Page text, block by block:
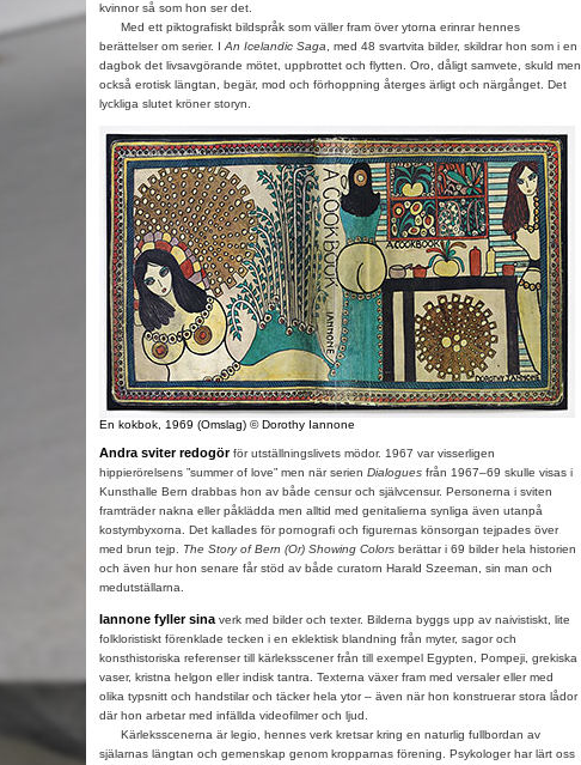
kvinnor så som hon ser det.
Med ett piktografiskt bildspråk som väller fram över ytorna erinrar hennes
berättelser om serier. I An Icelandic Saga , med 48 svartvita bilder, skildrar hon som i en
dagbok det livsavgörande mötet, uppbrottet och flytten. Oro, dåligt samvete, skuld men
också erotisk längtan, begär, mod och förhoppning återges ärligt och närgånget. Det
lyckliga slutet kröner storyn.
En kokbok, 1969 (Omslag) © Dorothy Iannone
Andra sviter redogörför utställningslivets mödor. 1967 var visserligen
hippierörelsens ”summer of love” men när serien Dialoguesfrån 1967–69 skulle visas i
Kunsthalle Bern drabbas hon av både censur och självcensur. Personerna i sviten
framträder nakna eller påklädda men alltid med genitalierna synliga även utanpå
kostymbyxorna. Det kallades för pornografi och figurernas könsorgan tejpades över
med brun tejp.
The Story of Bern (Or) Showing Colorsberättar i 69 bilder hela historien
och även hur hon senare får stöd av både curatorn Harald Szeeman, sin man och
medutställarna.
Iannone fyller sina verk med bilder och texter. Bilderna byggs upp av naivistiskt, lite
folkloristiskt förenklade tecken i en eklektisk blandning från myter, sagor och
konsthistoriska referenser till kärleksscener från till exempel Egypten, Pompeji, grekiska
vaser, kristna helgon eller indisk tantra. Texterna växer fram med versaler eller med
olika typsnitt och handstilar och täcker hela ytor – även när hon konstruerar stora lådor
där hon arbetar med infällda videofilmer och ljud.
Kärleksscenerna är legio, hennes verk kretsar kring en naturlig fullbordan av
själarnas längtan och gemenskap genom kropparnas förening. Psykologer har lärt oss